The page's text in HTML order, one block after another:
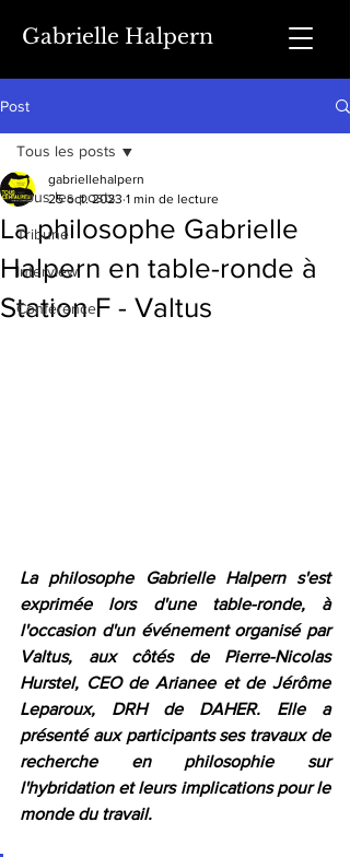
Gabrielle Halpern
Post
Tous les posts
Tribune
Interview
Conférence
Tous les posts
La philosophe Gabrielle
Halpern en table-ronde à
Station F - Valtus
gabriellehalpern
25 oct. 2023 1 min de lecture
La philosophe Gabrielle Halpern s'est
exprimée lors d'une table-ronde, à
l'occasion d'un événement organisé par
Valtus, aux côtés de Pierre-Nicolas
Hurstel, CEO de Arianee et de Jérôme
Leparoux, DRH de DAHER. Elle a
présenté aux participants ses travaux de
recherche en philosophie sur
l'hybridation et leurs implications pour le
monde du travail.